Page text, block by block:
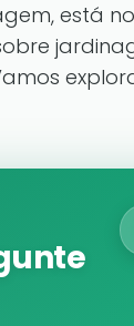
está